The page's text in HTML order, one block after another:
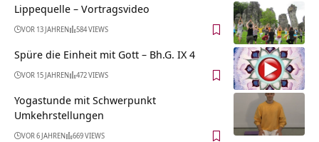
Lippequelle‏‎ – Vortragsvideo
VOR 13 JAHREN 584 VIEWS
Spüre die Einheit mit Gott – Bh.G. IX 4
VOR 15 JAHREN 472 VIEWS
Yogastunde mit Schwerpunkt
Umkehrstellungen
VOR 6 JAHREN 669 VIEWS